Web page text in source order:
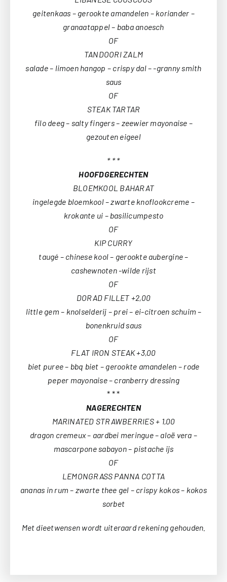
geitenkaas – gerookte amandelen – koriander –
granaatappel – baba anoesch
OF
TANDOORI ZALM
salade – limoen hangop – crispy dal – -granny smith
saus
OF
STEAK TARTAR
filo deeg – salty fingers – zeewier mayonaise –
gezouten eigeel
* * *
HOOFDGERECHTEN
BLOEMKOOL BAHARAT
ingelegde bloemkool – zwarte knoflookcreme –
krokante ui – basilicumpesto
OF
KIP CURRY
taugé – chinese kool – gerookte aubergine –
cashewnoten -wilde rijst
OF
DORAD FILLET +2,00
little gem – knolselderij – prei – ei-citroen schuim –
bonenkruid saus
OF
FLAT IRON STEAK +3,00
biet puree – bbq biet – gerookte amandelen – rode
peper mayonaise – cranberry dressing
* * *
NAGERECHTEN
MARINATED STRAWBERRIES + 1,00
dragon cremeux – aardbei meringue – aloë vera –
mascarpone sabayon – pistache ijs
OF
LEMONGRASS PANNA COTTA
ananas in rum – zwarte thee gel – crispy kokos – kokos
sorbet
Met dieetwensen wordt uiteraard rekening gehouden.